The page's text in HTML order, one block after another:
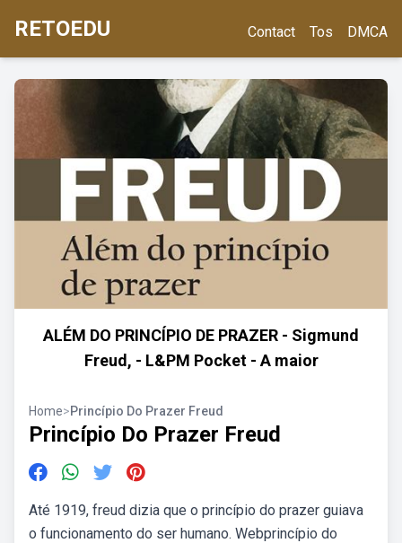
RETOEDU Contact Tos DMCA
ALÉM DO PRINCÍPIO DE PRAZER - Sigmund
Freud, - L&PM Pocket - A maior
Home>Princípio Do Prazer Freud
Princípio Do Prazer Freud
Até 1919, freud dizia que o princípio do prazer guiava
o funcionamento do ser humano. Webprincípio do